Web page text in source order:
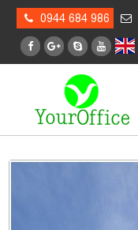
0944 684 986